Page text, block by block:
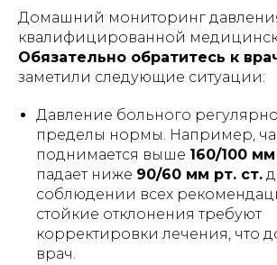
Домашний мониторинг
квалифицированной
Обязательно обратитесь к
заметили следующие ситуации:
Давление больного
пределы нормы. Например,
поднимается выше 160/100
падает ниже 90/60 мм рт. ст.
соблюдении всех
стойкие отклонения требуют
корректировки лечения, что
врач.
свое согласие сполитикой
конфиденциальности
и публичной
офертой.
© Любое использование либо
материалов сайта, элементов дизайна и
оформления запрещено | 2026 |
Источник: https://лежачим.рф
# аренда # кроватей # для лежачих #
для больных # медицинских # прокат #
напрокат # москва # область #
функциональных # взять # мед #
больничных # инвалидных # Burmeier